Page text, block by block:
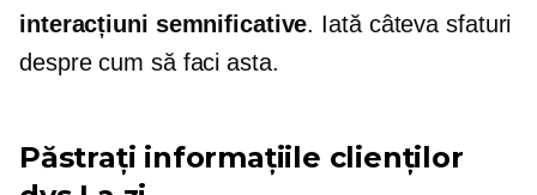
interacțiuni semnificative. Iată câteva sfaturi
despre cum să faci asta.
Păstrați informațiile clienților